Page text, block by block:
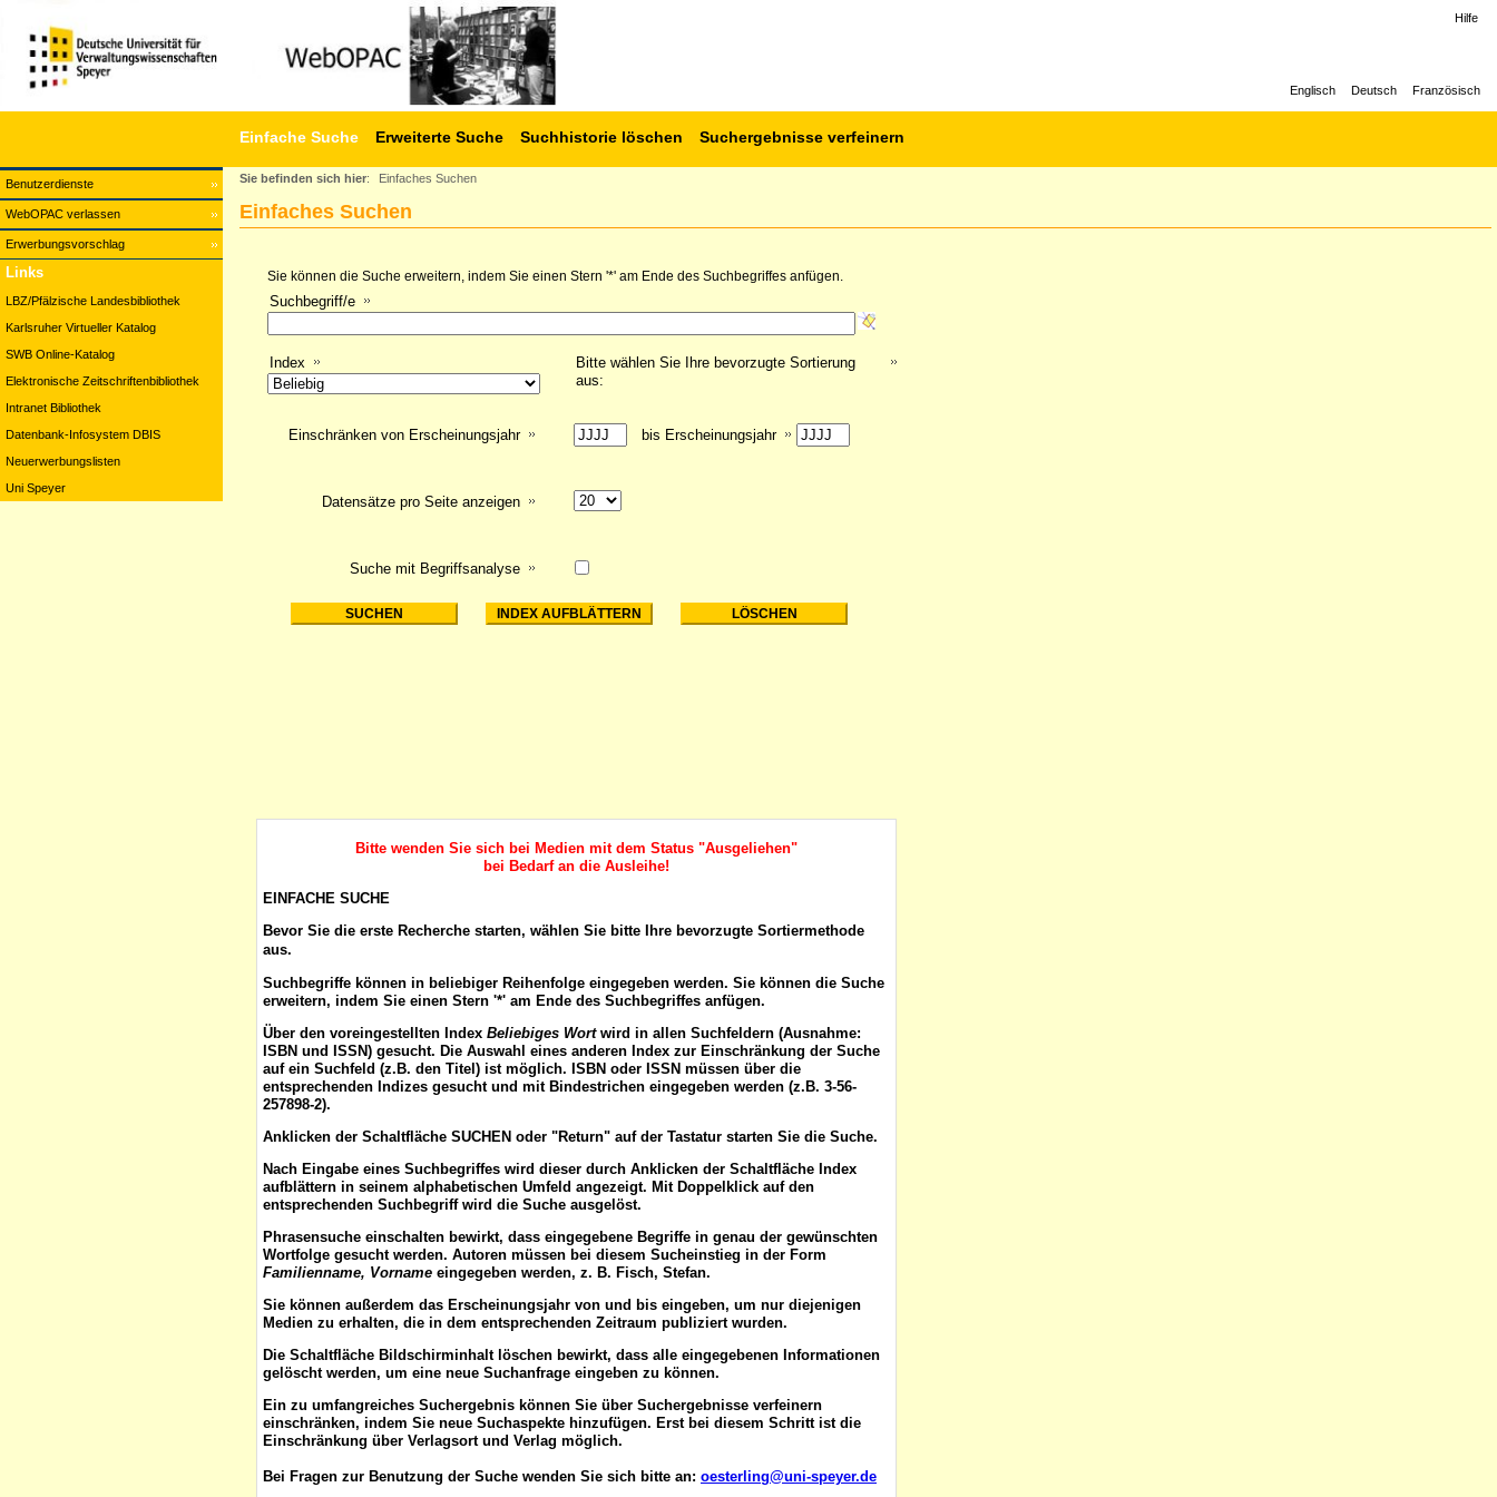
Benutzerdienste
WebOPAC verlassen
Erwerbungsvorschlag
Einfache Suche Erweiterte Suche Suchhistorie löschen Suchergebnisse verfeinern
Hilfe
Englisch Deutsch Französisch
Links
LBZ/Pfälzische Landesbibliothek
Karlsruher Virtueller Katalog
SWB Online-Katalog
Elektronische Zeitschriftenbibliothek
Intranet Bibliothek
Datenbank-Infosystem DBIS
Neuerwerbungslisten
Uni Speyer
Sie befinden sich hier: Einfaches Suchen
Einfaches Suchen
Sie können die Suche erweitern, indem Sie einen Stern '*' am Ende des Suchbegriffes anfügen.
Suchbegriff/e
Index
Bitte wählen Sie Ihre bevorzugte Sortierung
aus:
Suche mit Begriffsanalyse
Einschränken von Erscheinungsjahr bis Erscheinungsjahr
Datensätze pro Seite anzeigen
Bitte wenden Sie sich bei Medien mit dem Status "Ausgeliehen"
bei Bedarf an die Ausleihe!
EINFACHE SUCHE
Bevor Sie die erste Recherche starten, wählen Sie bitte Ihre bevorzugte Sortiermethode
aus.
Suchbegriffe können in beliebiger Reihenfolge eingegeben werden. Sie können die Suche
erweitern, indem Sie einen Stern '*' am Ende des Suchbegriffes anfügen.
Über den voreingestellten Index Beliebiges Wort wird in allen Suchfeldern (Ausnahme:
ISBN und ISSN) gesucht. Die Auswahl eines anderen Index zur Einschränkung der Suche
auf ein Suchfeld (z.B. den Titel) ist möglich. ISBN oder ISSN müssen über die
entsprechenden Indizes gesucht und mit Bindestrichen eingegeben werden (z.B. 3-56-
257898-2).
Anklicken der Schaltfläche SUCHEN oder "Return" auf der Tastatur starten Sie die Suche.
Nach Eingabe eines Suchbegriffes wird dieser durch Anklicken der Schaltfläche Index
aufblättern in seinem alphabetischen Umfeld angezeigt. Mit Doppelklick auf den
entsprechenden Suchbegriff wird die Suche ausgelöst.
Phrasensuche einschalten bewirkt, dass eingegebene Begriffe in genau der gewünschten
Wortfolge gesucht werden. Autoren müssen bei diesem Sucheinstieg in der Form
Familienname, Vorname eingegeben werden, z. B. Fisch, Stefan.
Sie können außerdem das Erscheinungsjahr von und bis eingeben, um nur diejenigen
Medien zu erhalten, die in dem entsprechenden Zeitraum publiziert wurden.
Die Schaltfläche Bildschirminhalt löschen bewirkt, dass alle eingegebenen Informationen
gelöscht werden, um eine neue Suchanfrage eingeben zu können.
Ein zu umfangreiches Suchergebnis können Sie über Suchergebnisse verfeinern
einschränken, indem Sie neue Suchaspekte hinzufügen. Erst bei diesem Schritt ist die
Einschränkung über Verlagsort und Verlag möglich.
Bei Fragen zur Benutzung der Suche wenden Sie sich bitte an: oesterling@uni-speyer.de